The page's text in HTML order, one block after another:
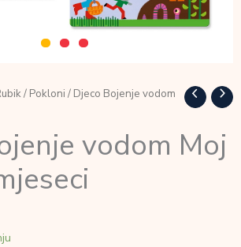
/ Pokloni / Djeco Bojenje vodom
vodom Moj